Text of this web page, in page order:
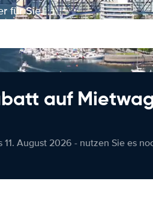
für Sie.
auf
August 2026 - nutzen Sie es